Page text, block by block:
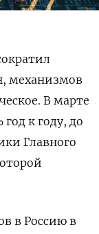
механизмов
В марте
год к году, до
Главного
в Россию в